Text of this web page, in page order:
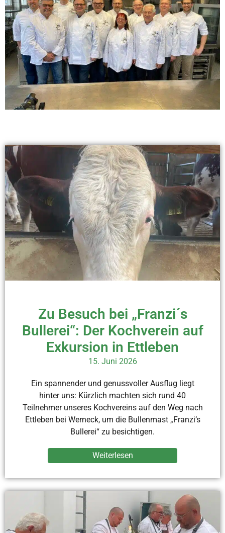
Zu Besuch bei „Franzi´s
Bullerei“: Der Kochverein auf
Exkursion in Ettleben
15. Juni 2026
Ein spannender und genussvoller Ausflug liegt
hinter uns: Kürzlich machten sich rund 40
Teilnehmer unseres Kochvereins auf den Weg nach
Ettleben bei Werneck, um die Bullenmast „Franzi’s
Bullerei“ zu besichtigen.
Weiterlesen